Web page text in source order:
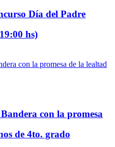
Día del Padre
hs)
con la promesa
de 4to. grado